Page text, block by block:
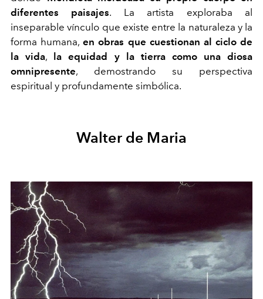
diferentes paisajes. La artista exploraba al
inseparable vínculo que existe entre la naturaleza y la
forma humana,en obras que cuestionan al ciclo de
la vida, la equidad
y la tierra como una diosa
omnipresente, demostrando su perspectiva
espiritual y profundamente simbólica.
Walter de Maria